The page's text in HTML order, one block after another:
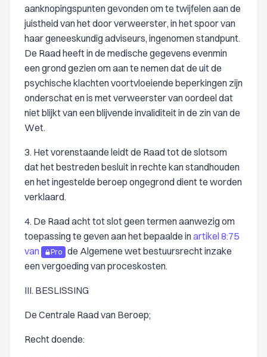
aanknopingspunten gevonden om te twijfelen aan de
juistheid van het door verweerster, in het spoor van
haar geneeskundig adviseurs, ingenomen standpunt.
De Raad heeft in de medische gegevens evenmin
een grond gezien om aan te nemen dat de uit de
psychische klachten voortvloeiende beperkingen zijn
onderschat en is met verweerster van oordeel dat
niet blijkt van een blijvende invaliditeit in de zin van de
Wet.
3. Het vorenstaande leidt de Raad tot de slotsom
dat het bestreden besluit in rechte kan standhouden
en het ingestelde beroep ongegrond dient te worden
verklaard.
4. De Raad acht tot slot geen termen aanwezig om
toepassing te geven aan het bepaalde inartikel 8:75
van
Pro de Algemene wet bestuursrecht inzake
een vergoeding van proceskosten.
III. BESLISSING
De Centrale Raad van Beroep;
Recht doende: